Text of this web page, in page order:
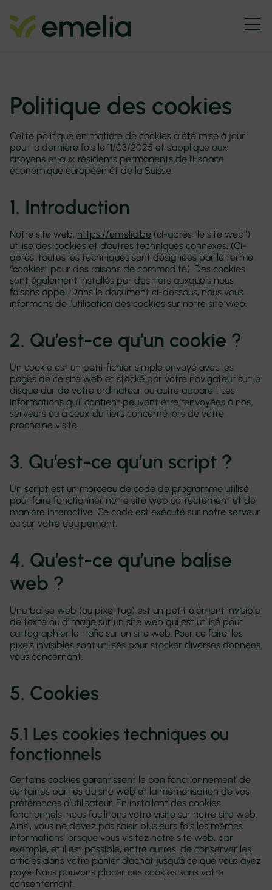
Politique des cookies
Cette politique en matière de cookies a été mise à jour
pour la dernière fois le 11/03/2025 et s’applique aux
citoyens et aux résidents permanents de l’Espace
économique européen et de la Suisse.
1. Introduction
Notre site web, https://emelia.be (ci-après “le site web”)
utilise des cookies et d’autres techniques connexes. (Ci-
après, toutes les techniques sont désignées par le terme
“cookies” pour des raisons de commodité). Des cookies
sont également installés par des tiers auxquels nous
faisons appel. Dans le document ci-dessous, nous vous
informons de l’utilisation des cookies sur notre site web.
2. Qu’est-ce qu’un cookie ?
Un cookie est un petit fichier simple envoyé avec les
pages de ce site web et stocké par votre navigateur sur le
disque dur de votre ordinateur ou autre appareil. Les
informations qu’il contient peuvent être renvoyées à nos
serveurs ou à ceux du tiers concerné lors de votre
prochaine visite.
3. Qu’est-ce qu’un script ?
Un script est un morceau de code de programme utilisé
pour faire fonctionner notre site web correctement et de
manière interactive. Ce code est exécuté sur notre serveur
ou sur votre équipement.
4. Qu’est-ce qu’une balise
web ?
Une balise web (ou pixel tag) est un petit élément invisible
de texte ou d’image sur un site web qui est utilisé pour
cartographier le trafic sur un site web. Pour ce faire, les
pixels invisibles sont utilisés pour stocker diverses données
vous concernant.
5. Cookies
5.1 Les cookies techniques ou
fonctionnels
Certains cookies garantissent le bon fonctionnement de
certaines parties du site web et la mémorisation de vos
préférences d’utilisateur. En installant des cookies
fonctionnels, nous facilitons votre visite sur notre site web.
Ainsi, vous ne devez pas saisir plusieurs fois les mêmes
informations lorsque vous visitez notre site web, par
exemple, et il est possible, entre autres, de conserver les
articles dans votre panier d’achat jusqu’à ce que vous ayez
payé. Nous pouvons placer ces cookies sans votre
consentement.